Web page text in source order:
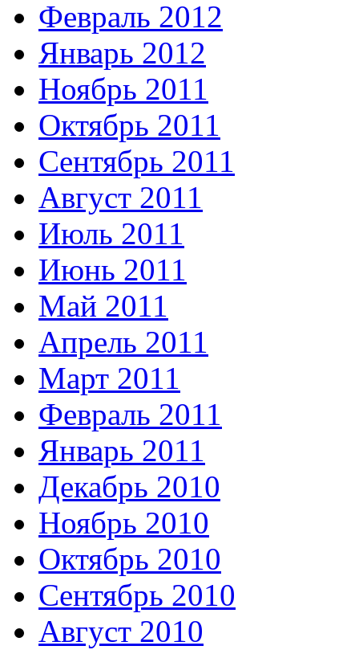
Февраль 2012
Январь 2012
Ноябрь 2011
Октябрь 2011
Сентябрь 2011
Август 2011
Июль 2011
Июнь 2011
Май 2011
Апрель 2011
Март 2011
Февраль 2011
Январь 2011
Декабрь 2010
Ноябрь 2010
Октябрь 2010
Сентябрь 2010
Август 2010